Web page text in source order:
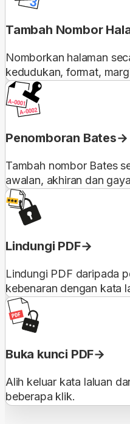
Tambah Nombor
Nomborkan halaman
kedudukan, format,
Penomboran Bates
Tambah nombor Bates
awalan, akhiran dan
Lindungi PDF
Lindungi PDF daripada
kebenaran dengan kata
Buka kunci PDF
Alih keluar kata laluan
beberapa klik.